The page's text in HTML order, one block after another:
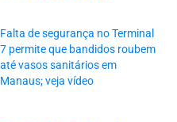
Falta de segurança no Terminal
7 permite que bandidos roubem
até vasos sanitários em
Manaus; veja vídeo